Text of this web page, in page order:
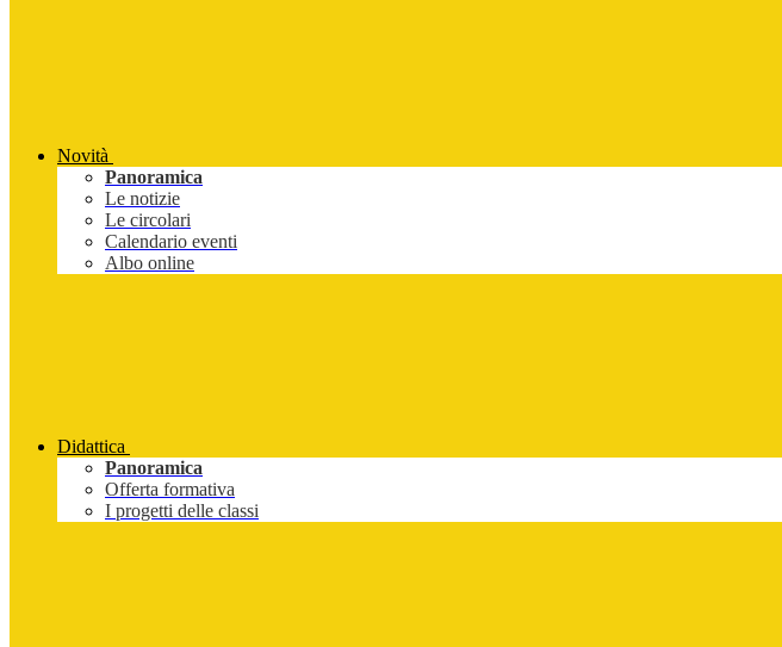
Novità
Panoramica
Le notizie
Le circolari
Calendario eventi
Albo online
Didattica
Panoramica
Offerta formativa
I progetti delle classi